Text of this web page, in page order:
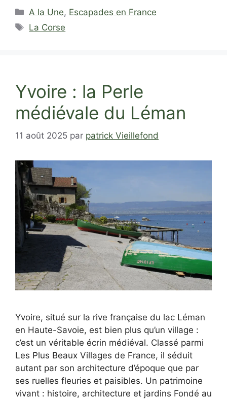
Catégories
A la Une, Escapades en France
Étiquettes
La Corse
Yvoire : la Perle
médiévale du Léman
11 août 2025 par patrick Vieillefond
Yvoire, situé sur la rive française du lac Léman
en Haute-Savoie, est bien plus qu’un village :
c’est un véritable écrin médiéval. Classé parmi
Les Plus Beaux Villages de France, il séduit
autant par son architecture d’époque que par
ses ruelles fleuries et paisibles. Un patrimoine
vivant : histoire, architecture et jardins Fondé au